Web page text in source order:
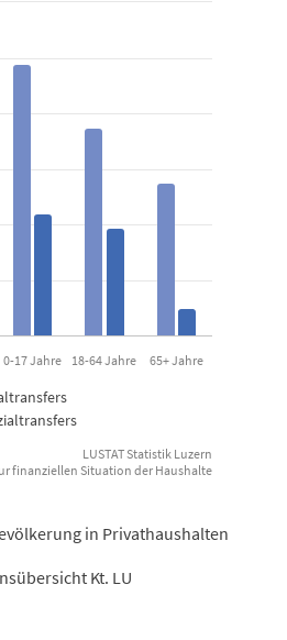
der Bevölkerung in
Prozent. Data ranges from 1 to
0-17 Jahre 18-64 Jahre 65+ Jahre
LUSTAT Statistik Luzern
finanziellen Situation der Haushalte
in Privathaushalten
Kt. LU